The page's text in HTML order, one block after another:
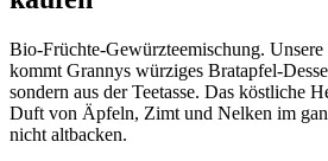
Bio-Früchte-Gewürzteemischung.
kommt Grannys würziges Bratapfel-
sondern aus der Teetasse. Das köstliche
Duft von Äpfeln, Zimt und Nelken im
nicht altbacken.